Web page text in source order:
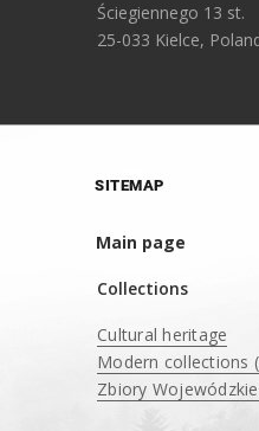
Ściegiennego 13 st.
25-033 Kielce,
SITEMAP
Main page
Collections
Cultural heritage
Modern collections
Zbiory